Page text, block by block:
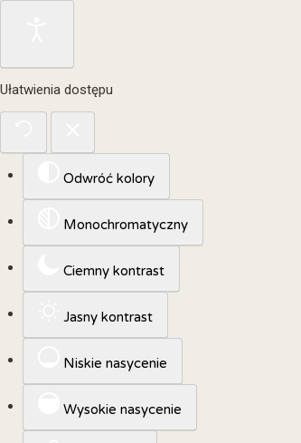
Ułatwienia dostępu
Odwróć kolory
Monochromatyczny
Ciemny kontrast
Jasny kontrast
Niskie nasycenie
Wysokie nasycenie